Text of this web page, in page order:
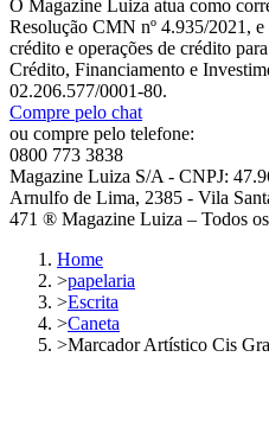
O Magazine Luiza atua como
Resolução CMN nº 4.935/2021, e
crédito e operações de crédito
Crédito, Financiamento e
02.206.577/0001-80.
Compre pelo chat
ou compre pelo telefone:
0800 773 3838
Magazine Luiza S/A - CNPJ:
Arnulfo de Lima, 2385 - Vila
471 ® Magazine Luiza – Todos
Home
>papelaria
>Escrita
>Caneta
>Marcador Artístico Cis